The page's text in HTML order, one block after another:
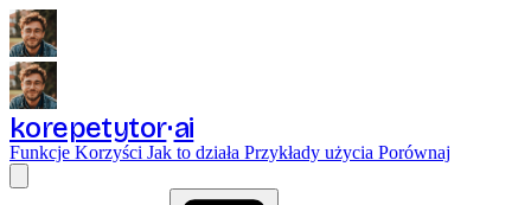
korepetytor ai
Funkcje Korzyści Jak to działa Przykłady użycia Porównaj